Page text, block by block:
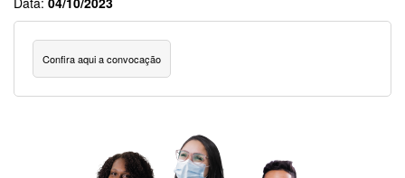
Confira aqui a convocação